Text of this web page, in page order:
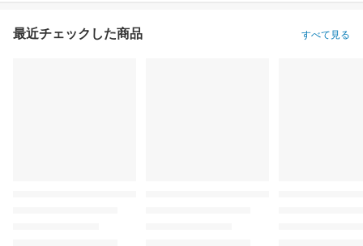
最近チェックした商品 すべて見る